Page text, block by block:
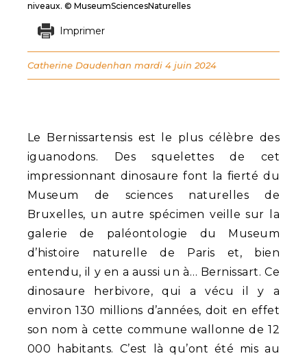
Le Bernissartensis est le plus célèbre des
iguanodons. Des squelettes de cet
impressionnant dinosaure font la fierté du
Museum de sciences naturelles de
Bruxelles, un autre spécimen veille sur la
galerie de paléontologie du Museum
d’histoire naturelle de Paris et, bien
entendu, il y en a aussi un à… Bernissart. Ce
dinosaure herbivore, qui a vécu il y a
environ 130 millions d’années, doit en effet
son nom à cette commune wallonne de 12
000 habitants. C’est là qu’ont été mis au
niveaux. © MuseumSciencesNaturelles
Imprimer
Catherine Daudenhan mardi 4 juin 2024